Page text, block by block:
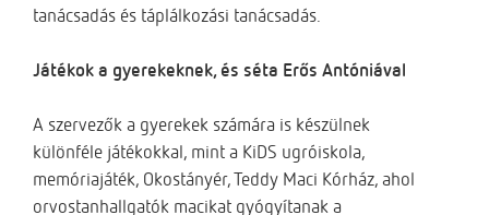
tanácsadás és táplálkozási tanácsadás.
Játékok a gyerekeknek, és séta Erős Antóniával
A szervezők a gyerekek számára is készülnek
különféle játékokkal, mint a KiDS ugróiskola,
memóriajáték, Okostányér, Teddy Maci Kórház, ahol
orvostanhallgatók macikat gyógyítanak a